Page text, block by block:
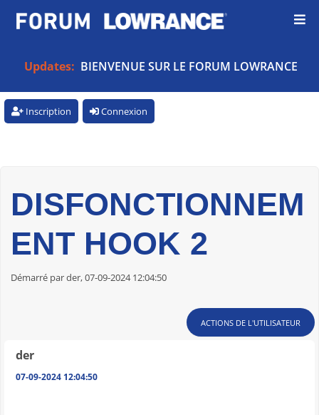
Updates: BIENVENUE SUR LE FORUM LOWRANCE
Inscription Connexion
DISFONCTIONNEM
ENT HOOK 2
Démarré par der, 07-09-2024 12:04:50
ACTIONS DE L'UTILISATEUR
der
07-09-2024 12:04:50